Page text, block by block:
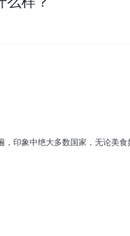
印象中绝大多数国家，无论美